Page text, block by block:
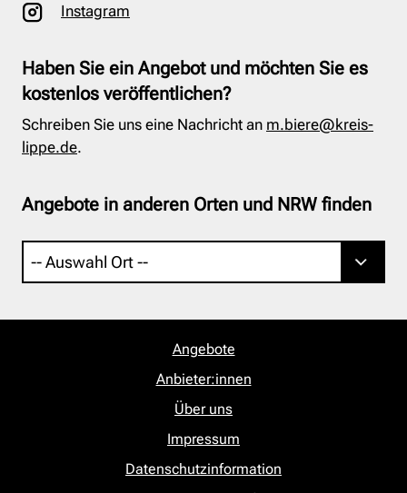
Instagram
Haben Sie ein Angebot und möchten Sie es
kostenlos veröffentlichen?
Schreiben Sie uns eine Nachricht an m.biere@kreis-
lippe.de.
Angebote in anderen Orten und NRW finden
Angebote
Anbieter:innen
Über uns
Impressum
Datenschutzinformation